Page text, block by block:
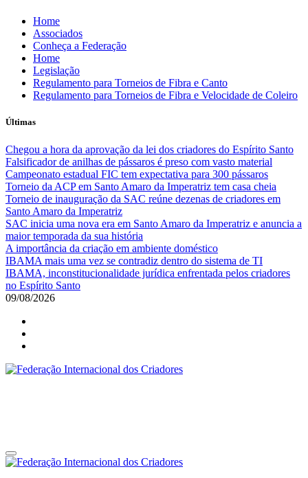
Skip
content
Home
Associados
Conheça a Federação
Home
Legislação
Regulamento para Torneios de Fibra e Canto
Regulamento para Torneios de Fibra e Velocidade de Coleiro
Últimas
Chegou a hora da aprovação da lei dos criadores do Espírito Santo
Falsificador de anilhas de pássaros é preso com vasto material
Campeonato estadual FIC tem expectativa para 300 pássaros
Torneio da ACP em Santo Amaro da Imperatriz tem casa cheia
Torneio de inauguração da SAC reúne dezenas de criadores em
Santo Amaro da Imperatriz
SAC inicia uma nova era em Santo Amaro da Imperatriz e anuncia a
maior temporada da sua história
A importância da criação em ambiente doméstico
IBAMA mais uma vez se contradiz dentro do sistema de TI
IBAMA, inconstitucionalidade jurídica enfrentada pelos criadores
no Espírito Santo
09/08/2026